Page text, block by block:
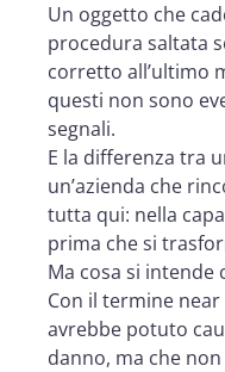
Un oggetto che
procedura saltata
corretto all’ultimo
questi non sono
segnali.
E la differenza tra
un’azienda che
tutta qui: nella
prima che si
Ma cosa si intende
Con il termine
avrebbe potuto
danno, ma che